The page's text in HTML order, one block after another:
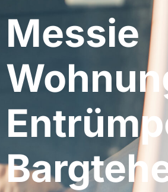
Messie